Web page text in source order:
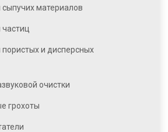
материалов
и дисперсных
очистки
грохоты